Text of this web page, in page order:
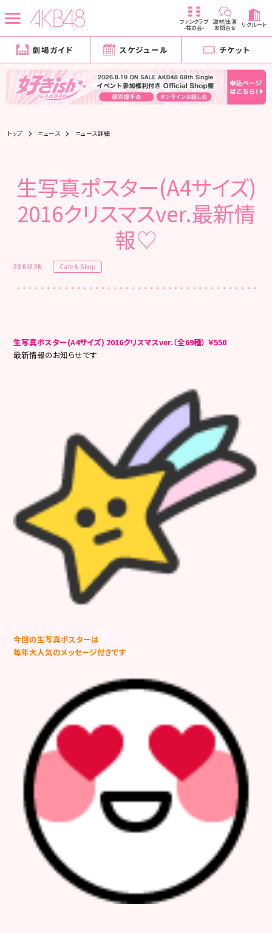
ファンクラブ
-柱の会-
取材/出演
お問合せ リクルート
劇場ガイド スケジュール チケット
トップ ニュース ニュース詳細
生写真ポスター(A4サイズ)
2016クリスマスver.最新情
報♡
2016.12.26 Cafe & Shop
生写真ポスター(A4サイズ) 2016クリスマスver.（全69種） ￥550
最新情報のお知らせです
今回の生写真ポスターは
毎年大人気のメッセージ付きです